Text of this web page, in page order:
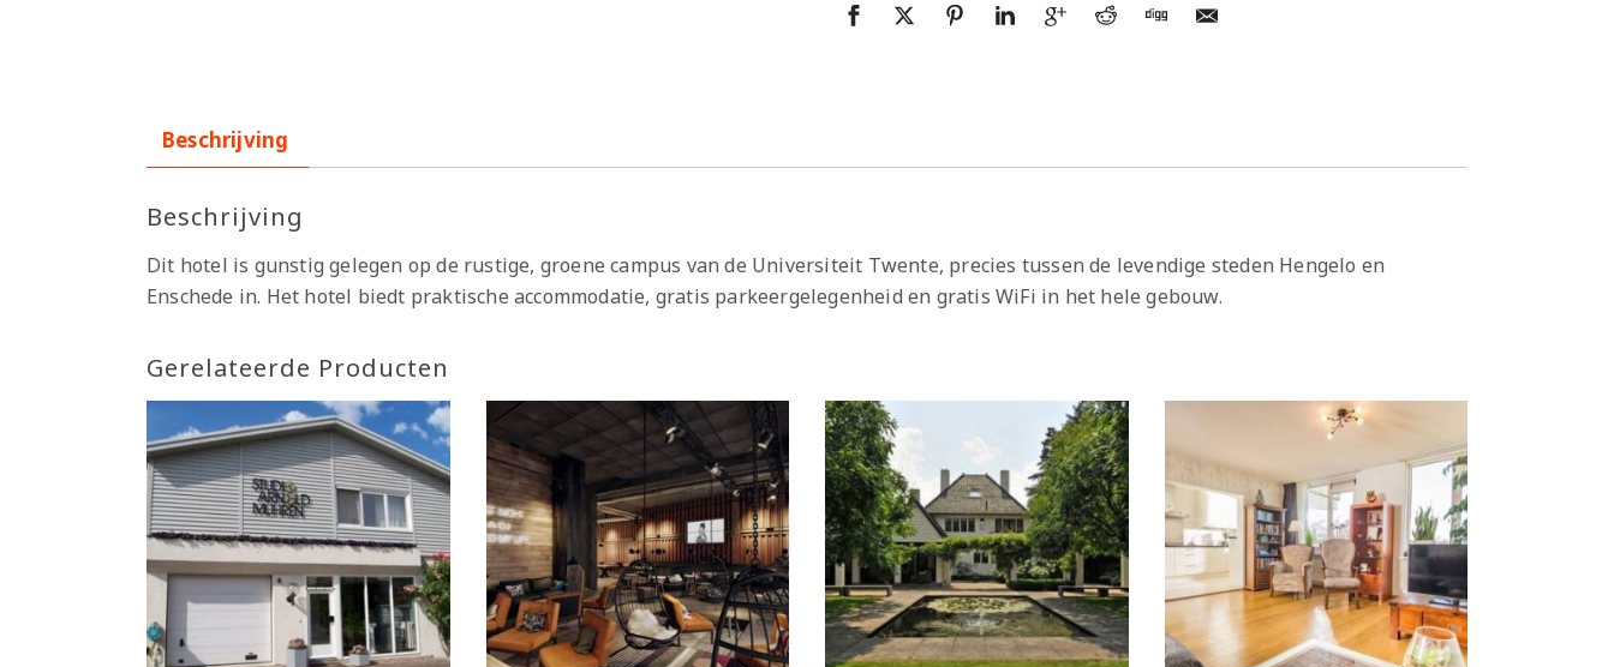
Beschrijving
Beschrijving
Dit hotel is gunstig gelegen op de rustige, groene campus van de Universiteit Twente, precies tussen de levendige steden Hengelo en
Enschede in. Het hotel biedt praktische accommodatie, gratis parkeergelegenheid en gratis WiFi in het hele gebouw.
Gerelateerde Producten